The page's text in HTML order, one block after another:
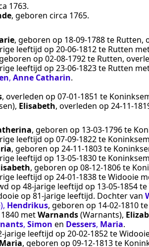
1763.
, geboren circa 1765.
, geboren op 18‑09‑1788te Rutten,
leeftijd op 20‑06‑1812te Rutten
op 02‑08‑1792te Rutten,
leeftijd op 23‑06‑1823te Rutten
, Anne Catharin.
, overleden op 07‑01‑1851 te
, Elisabeth, overleden op
, geboren op 13‑03‑1796te
leeftijd op 07‑09‑1822te Koninksem
, geboren op 24‑11‑1803te
leeftijd op 13‑05‑1830te Koninksem
, geboren op 08‑12‑1806te
leeftijd op 24‑01‑1838teWidooie
op 48-jarige leeftijd op 13‑05‑1854te
op 81-jarige leeftijd. Dochter van
, Hendrikus, geboren op 14‑02‑1810te
metWarnands(Warnants),
, Simon en Dessers, Maria.
jarige leeftijd op 20‑02‑1852te
, geboren op 09‑12‑1813te